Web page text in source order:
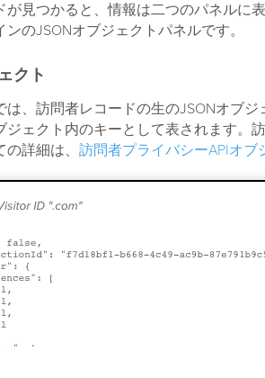
が見つかると、情報は二つのパネルに
のJSONオブジェクトパネルです。
クト
は、訪問者レコードの生のJSONオブ
ジェクト内のキーとして表されます。
詳細は、 訪問者プライバシーAPIオブ